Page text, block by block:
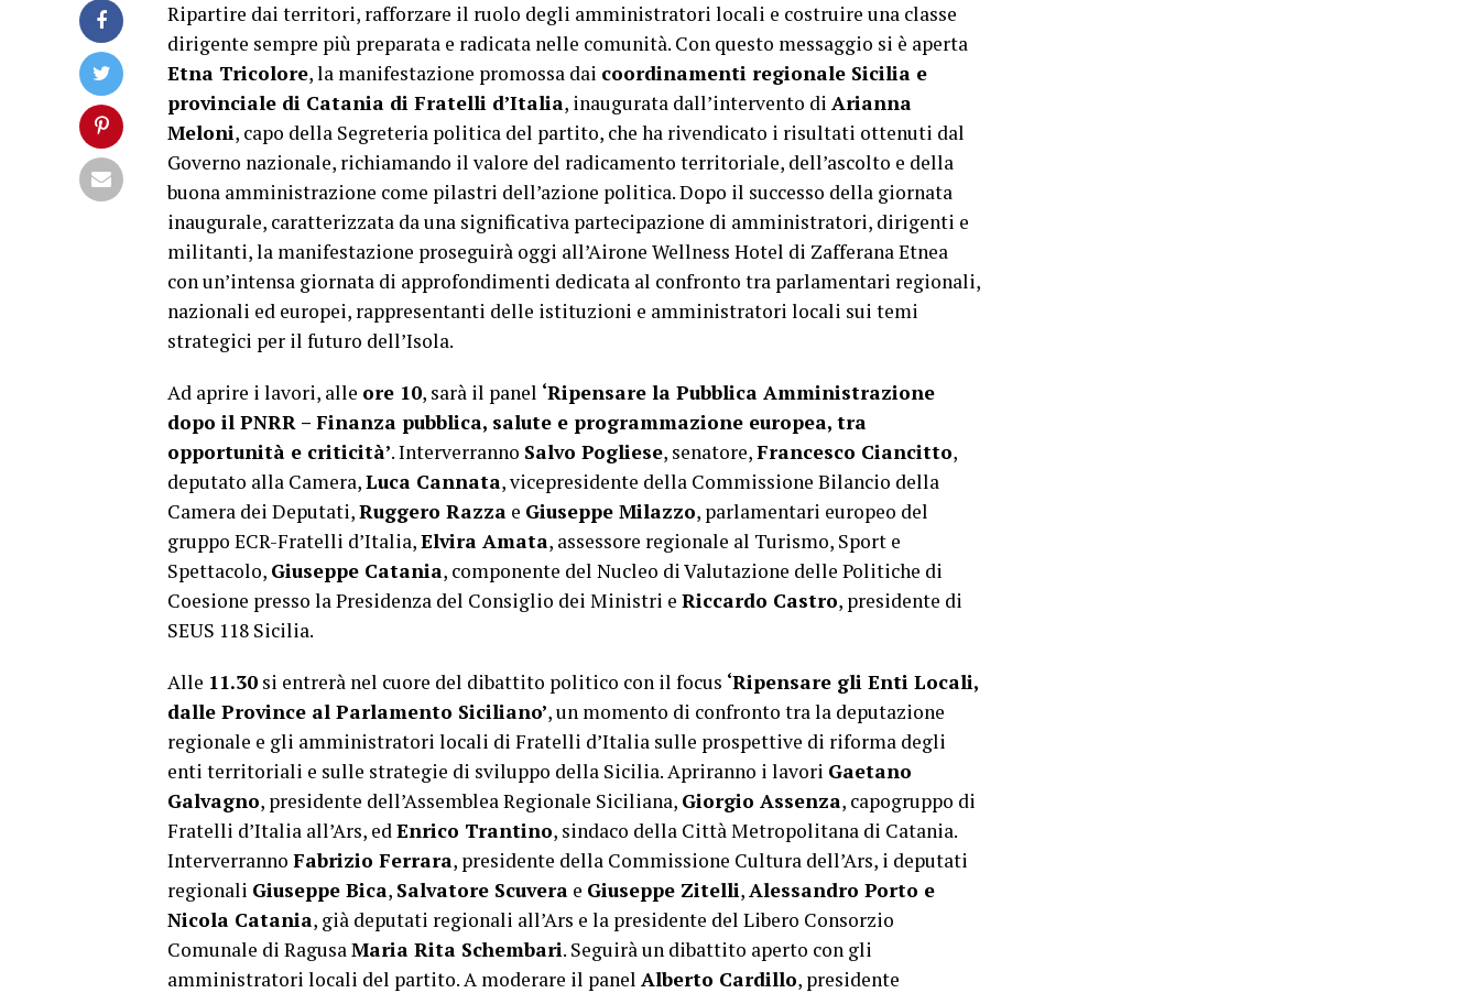
Ripartire dai territori, rafforzare il ruolo degli amministratori locali e costruire una classe
dirigente sempre più preparata e radicata nelle comunità. Con questo messaggio si è aperta
Etna Tricolore, la manifestazione promossa dai coordinamenti regionale Sicilia e
provinciale di Catania di Fratelli d’Italia, inaugurata dall’intervento di Arianna
Meloni, capo della Segreteria politica del partito, che ha rivendicato i risultati ottenuti dal
Governo nazionale, richiamando il valore del radicamento territoriale, dell’ascolto e della
buona amministrazione come pilastri dell’azione politica. Dopo il successo della giornata
inaugurale, caratterizzata da una significativa partecipazione di amministratori, dirigenti e
militanti, la manifestazione proseguirà oggi all’Airone Wellness Hotel di Zafferana Etnea
con un’intensa giornata di approfondimenti dedicata al confronto tra parlamentari regionali,
nazionali ed europei, rappresentanti delle istituzioni e amministratori locali sui temi
strategici per il futuro dell’Isola.
Ad aprire i lavori, alle ore 10, sarà il panel ‘Ripensare la Pubblica Amministrazione
dopo il PNRR – Finanza pubblica, salute e programmazione europea, tra
opportunità e criticità’. Interverranno Salvo Pogliese, senatore,Francesco Ciancitto,
deputato alla Camera,Luca Cannata, vicepresidente della Commissione Bilancio della
Camera dei Deputati,Ruggero Razza e Giuseppe Milazzo, parlamentari europeo del
gruppo ECR-Fratelli d’Italia,Elvira Amata, assessore regionale al Turismo, Sport e
Spettacolo, Giuseppe Catania, componente del Nucleo di Valutazione delle Politiche di
Coesione presso la Presidenza del Consiglio dei Ministri e Riccardo Castro, presidente di
SEUS 118 Sicilia.
Alle 11.30 si entrerà nel cuore del dibattito politico con il focus ‘Ripensare gli Enti Locali,
dalle Province al Parlamento Siciliano’, un momento di confronto tra la deputazione
regionale e gli amministratori locali di Fratelli d’Italia sulle prospettive di riforma degli
enti territoriali e sulle strategie di sviluppo della Sicilia. Apriranno i lavori Gaetano
Galvagno, presidente dell’Assemblea Regionale Siciliana, Giorgio Assenza, capogruppo di
Fratelli d’Italia all’Ars, edEnrico Trantino, sindaco della Città Metropolitana di Catania.
Interverranno Fabrizio Ferrara, presidente della Commissione Cultura dell’Ars, i deputati
regionali Giuseppe Bica, Salvatore Scuvera e Giuseppe Zitelli,Alessandro Porto e
Nicola Catania, già deputati regionali all’Ars e la presidente del Libero Consorzio
Comunale di RagusaMaria Rita Schembari. Seguirà un dibattito aperto con gli
amministratori locali del partito. A moderare il panel Alberto Cardillo, presidente